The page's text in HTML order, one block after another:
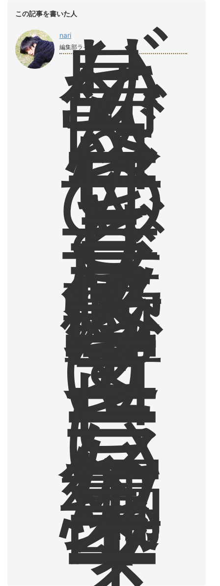
この記事を書いた人
nari
編集部ライター
バ
リ
島
で
飲
ん
だ
コ
ー
ヒ
ー
の
甘
さ
と
ザ
ラ
ザ
ラ
感
に
衝
撃
を
受
け
て
コ
ー
ヒ
ー
に
ハ
マ
っ
た
編
集
部
ラ
イ
タ
ー